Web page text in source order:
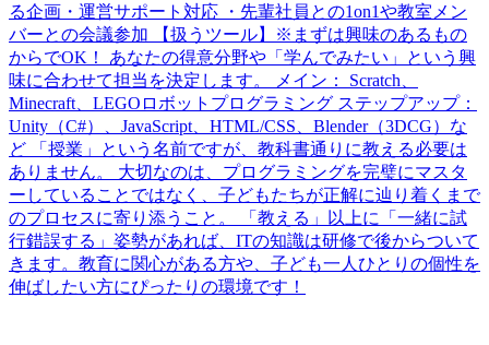
る企画・運営サポート対応 ・先輩社員との1on1や教室メン
バーとの会議参加 【扱うツール】※まずは興味のあるもの
からでOK！ あなたの得意分野や「学んでみたい」という興
味に合わせて担当を決定します。 メイン： Scratch、
Minecraft、LEGOロボットプログラミング ステップアップ：
Unity（C#）、JavaScript、HTML/CSS、Blender（3DCG）な
ど 「授業」という名前ですが、教科書通りに教える必要は
ありません。 大切なのは、プログラミングを完璧にマスタ
ーしていることではなく、子どもたちが正解に辿り着くまで
のプロセスに寄り添うこと。 「教える」以上に「一緒に試
行錯誤する」姿勢があれば、ITの知識は研修で後からついて
きます。教育に関心がある方や、子ども一人ひとりの個性を
伸ばしたい方にぴったりの環境です！